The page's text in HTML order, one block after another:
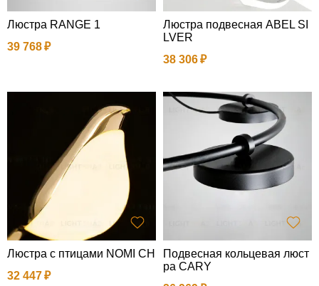
Люстра RANGE 1
39 768
Люстра подвесная ABEL SI
LVER
38 306
Люстра с птицами NOMI CH
32 447
Подвесная кольцевая люст
ра CARY